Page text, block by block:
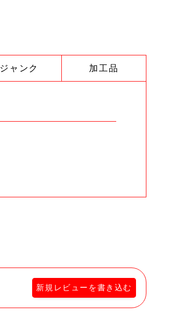
ジャンク 加工品
新規レビューを書き込む